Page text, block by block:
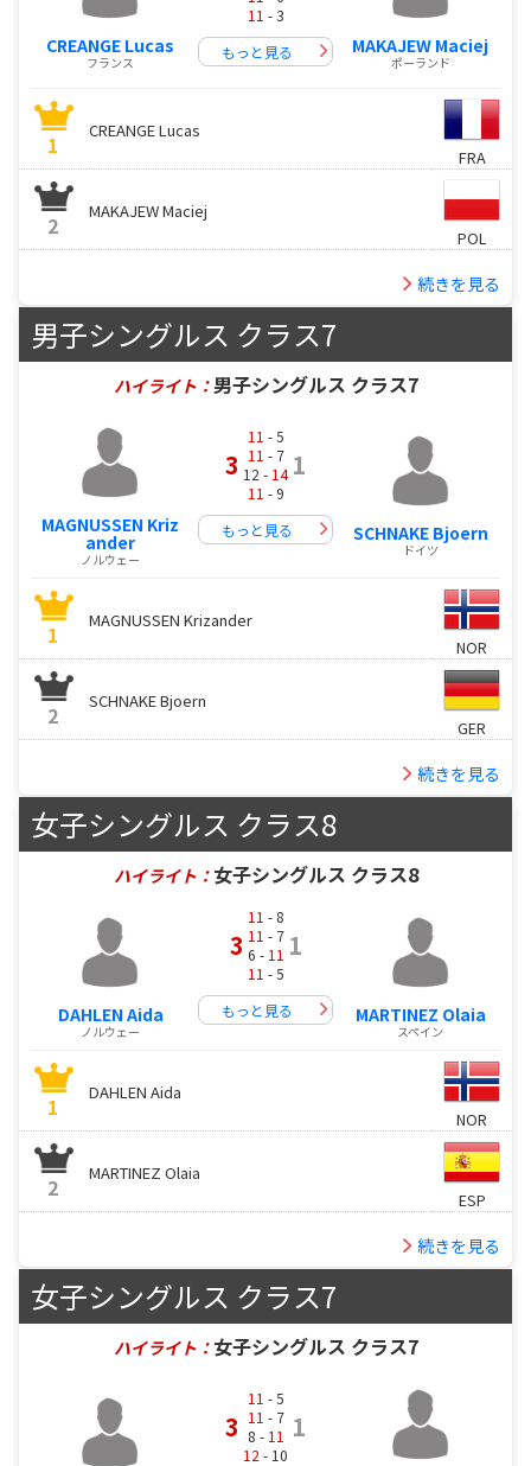
CREANGE Lucas
フランス
11 - 3
もっと見る
MAKAJEW Maciej
ポーランド
1
CREANGE Lucas
FRA
2
MAKAJEW Maciej
POL
続きを見る
男子シングルス クラス7
ハイライト： 男子シングルス クラス7
MAGNUSSEN Kriz
ander
ノルウェー
3
11 - 5
11 - 7
12 - 14
11 - 9
1
もっと見る SCHNAKE Bjoern
ドイツ
1
MAGNUSSEN Krizander
NOR
2
SCHNAKE Bjoern
GER
続きを見る
女子シングルス クラス8
ハイライト： 女子シングルス クラス8
DAHLEN Aida
ノルウェー
3
11 - 8
11 - 7
6 - 11
11 - 5
1
もっと見る MARTINEZ Olaia
スペイン
1
DAHLEN Aida
NOR
2
MARTINEZ Olaia
ESP
続きを見る
女子シングルス クラス7
ハイライト： 女子シングルス クラス7
3
11 - 5
11 - 7
8 - 11
12 - 10
1